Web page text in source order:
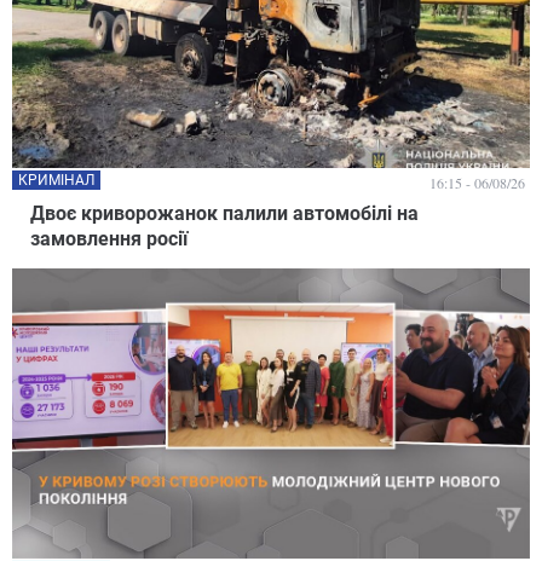
Двоє криворожанок палили автомобілі на
замовлення росії
КРИМІНАЛ 16:15 - 06/08/26